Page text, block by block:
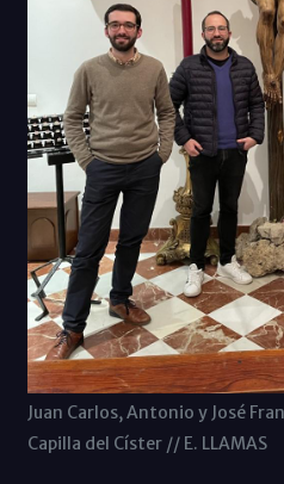
Juan Carlos, Antonio y José
Capilla del Císter // E. LLAMAS